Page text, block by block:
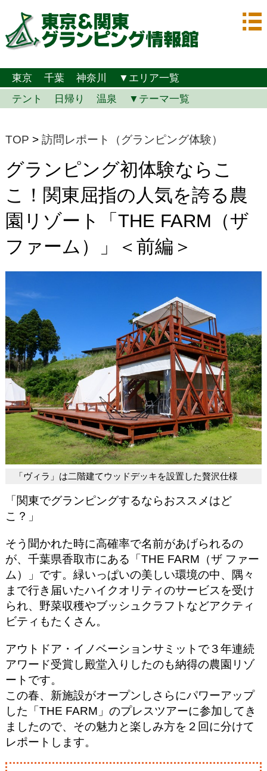
東京 千葉 神奈川
▼エリア一覧
テント
日帰り 温泉 ▼テーマ一覧
TOP > 訪問レポート（グランピング体験）
グランピング初体験ならこ
こ！関東屈指の人気を誇る農
園リゾート「THE FARM（ザ
ファーム）」＜前編＞
「ヴィラ」は二階建てウッドデッキを設置した贅沢仕様
「関東でグランピングするならおススメはど
こ？」
そう聞かれた時に高確率で名前があげられるの
が、千葉県香取市にある「THE FARM（ザ ファー
ム）」です。緑いっぱいの美しい環境の中、隅々
まで行き届いたハイクオリティのサービスを受け
られ、野菜収穫やブッシュクラフトなどアクティ
ビティもたくさん。
アウトドア・イノベーションサミットで３年連続
アワード受賞し殿堂入りしたのも納得の農園リゾ
ートです。
この春、新施設がオープンしさらにパワーアップ
した「THE FARM」のプレスツアーに参加してき
ましたので、その魅力と楽しみ方を２回に分けて
レポートします。